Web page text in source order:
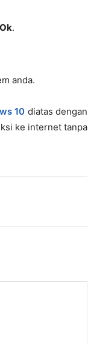
Ok.
anda.
10 diatas dengan
ke internet tanpa